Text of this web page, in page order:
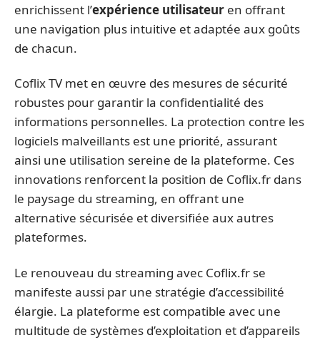
enrichissent l’expérience utilisateur en offrant
une navigation plus intuitive et adaptée aux goûts
de chacun.
Coflix TV met en œuvre des mesures de sécurité
robustes pour garantir la confidentialité des
informations personnelles. La protection contre les
logiciels malveillants est une priorité, assurant
ainsi une utilisation sereine de la plateforme. Ces
innovations renforcent la position de Coflix.fr dans
le paysage du streaming, en offrant une
alternative sécurisée et diversifiée aux autres
plateformes.
Le renouveau du streaming avec Coflix.fr se
manifeste aussi par une stratégie d’accessibilité
élargie. La plateforme est compatible avec une
multitude de systèmes d’exploitation et d’appareils